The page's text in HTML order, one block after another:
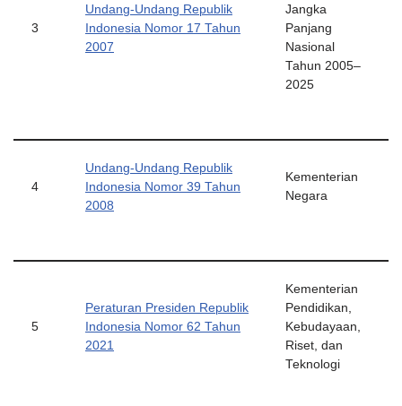
3
Undang-Undang Republik
Indonesia Nomor 17 Tahun
2007
Jangka
Panjang
Nasional
Tahun 2005–
2025
4
Undang-Undang Republik
Indonesia Nomor 39 Tahun
2008
Kementerian
Negara
5
Peraturan Presiden Republik
Indonesia Nomor 62 Tahun
2021
Kementerian
Pendidikan,
Kebudayaan,
Riset, dan
Teknologi